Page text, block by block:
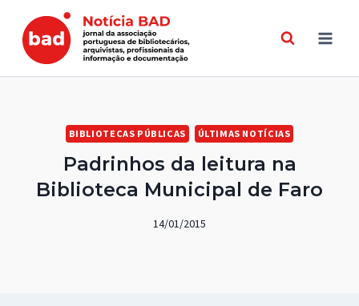
content
BIBLIOTECAS PÚBLICAS ÚLTIMAS NOTÍCIAS
Padrinhos da leitura na
Biblioteca Municipal de Faro
14/01/2015